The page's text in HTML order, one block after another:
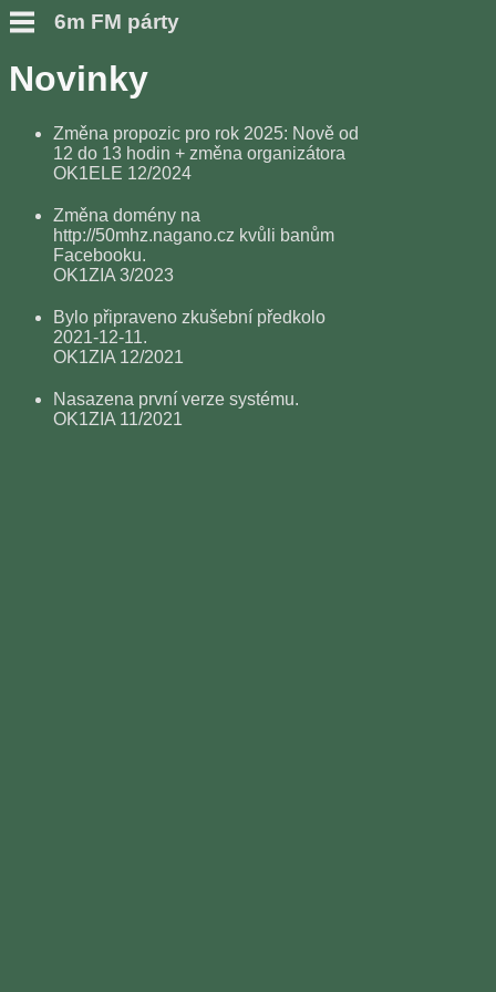
6m FM párty
Novinky
Změna propozic pro rok 2025: Nově od
12 do 13 hodin + změna organizátora
OK1ELE 12/2024
Změna domény na
http://50mhz.nagano.cz kvůli banům
Facebooku.
OK1ZIA 3/2023
Bylo připraveno zkušební předkolo
2021-12-11.
OK1ZIA 12/2021
Nasazena první verze systému.
OK1ZIA 11/2021